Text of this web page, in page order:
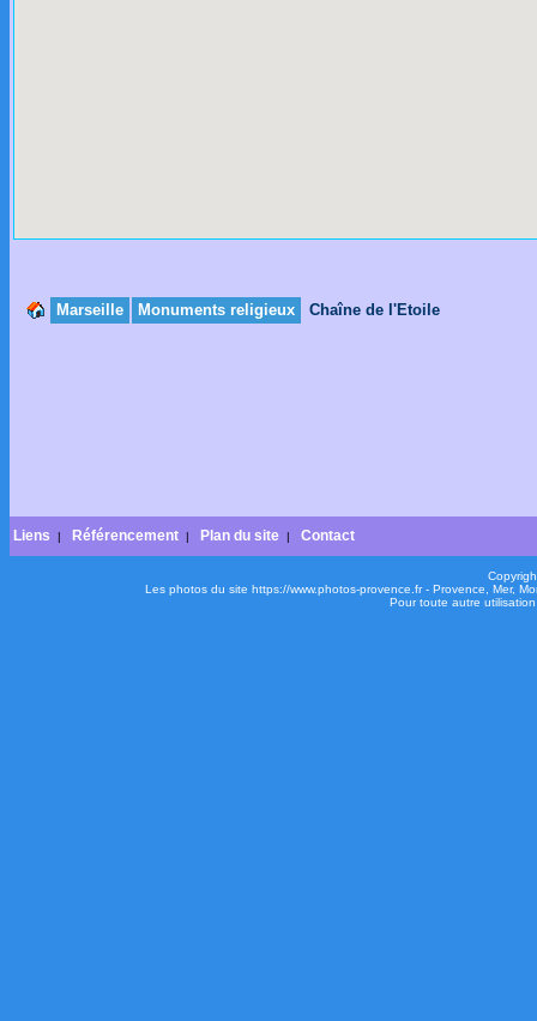
Marseille Monuments religieux Chaîne de l'Etoile
Liens | Référencement | Plan du site | Contact
Les photos du site https://www.photos-provence.fr - Provence, Mer,
Pour toute autre